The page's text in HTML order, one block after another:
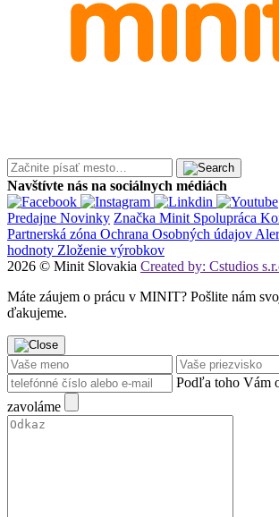
Navštívte nás na sociálnych médiách
Predajne Novinky Značka Minit Spolupráca
Partnerská zóna Ochrana Osobných údajov
hodnoty Zloženie výrobkov
2026 © Minit Slovakia Created by: Cstudios
Máte záujem o prácu v MINIT? Pošlite nám
ďakujeme.
Podľa toho Vám
zavoláme